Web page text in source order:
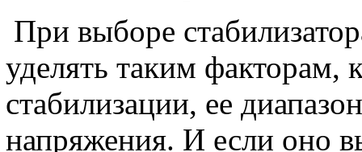
При выборе
уделять таким факторам,
стабилизации, ее
напряжения. И если оно